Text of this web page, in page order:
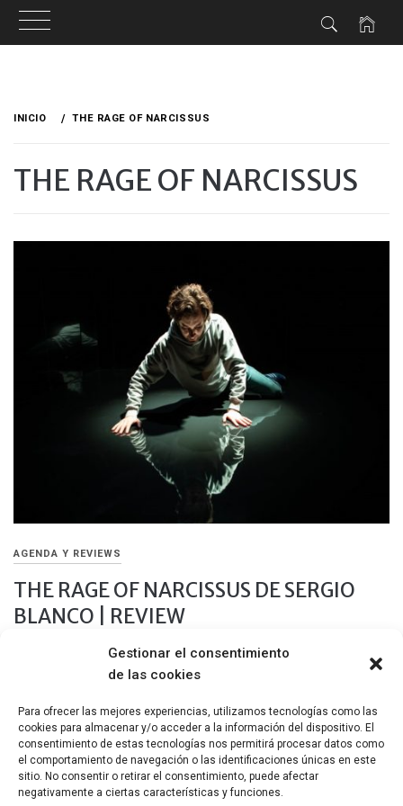
Gestionar el consentimiento
de las cookies
Para ofrecer las mejores experiencias, utilizamos tecnologías como las
cookies para almacenar y/o acceder a la información del dispositivo. El
consentimiento de estas tecnologías nos permitirá procesar datos como
el comportamiento de navegación o las identificaciones únicas en este
sitio. No consentir o retirar el consentimiento, puede afectar
negativamente a ciertas características y funciones.
INICIO THE RAGE OF NARCISSUS
THE RAGE OF NARCISSUS
AGENDA Y REVIEWS
THE RAGE OF NARCISSUS DE SERGIO
BLANCO | REVIEW
envuelve, que atrapa como un laberinto.
Compartir